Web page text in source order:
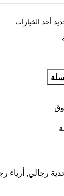
رجالي, أزياء